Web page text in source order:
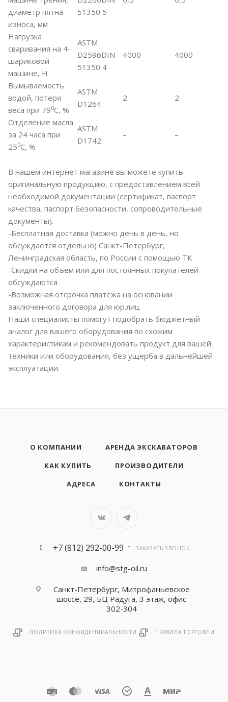
диаметр пятна
износа, мм
51350 5
Нагрузка
сваривания на 4-
шариковой
машине, Н
ASTM
D2596DIN
51350 4
4000 4000
Вымываемость
водой, потеря
веса при 790С, %
ASTM
D1264
2 2
Отделение масла
за 24 часа при
250C, %
ASTM
D1742
– –
В нашем интернет магазине вы можете купить
оригинальную продукцию, с предоставлением всей
необходимой документации (сертификат, паспорт
качества, паспорт безопасности, сопроводительные
документы).
-Бесплатная доставка (можно день в день, но
обсуждается отдельно) Санкт-Петербург,
Ленинградская область, по России с помощью ТК
-Скидки на объем или для постоянных покупателей
обсуждаются
-Возможная отсрочка платежа на основании
заключенного договора для юр.лиц
Наши специалисты помогут подобрать бюджетный
аналог для вашего оборудования по схожим
характеристикам и рекомендовать продукт для вашей
техники или оборудования, без ущерба в дальнейшей
эксплуатации.
О КОМПАНИИ
АРЕНДА ЭКСКАВАТОРОВ
КАК КУПИТЬ
ПРОИЗВОДИТЕЛИ
АДРЕСА
КОНТАКТЫ
+7 (812) 292-00-99 ЗАКАЗАТЬ ЗВОНОК
info@stg-oil.ru
Санкт-Петербург, Митрофаньевское
шоссе, 29, БЦ Радуга, 3 этаж, офис
302-304
ПОЛИТИКА КОНФИДЕНЦИАЛЬНОСТИ ПРАВИЛА ТОРГОВЛИ